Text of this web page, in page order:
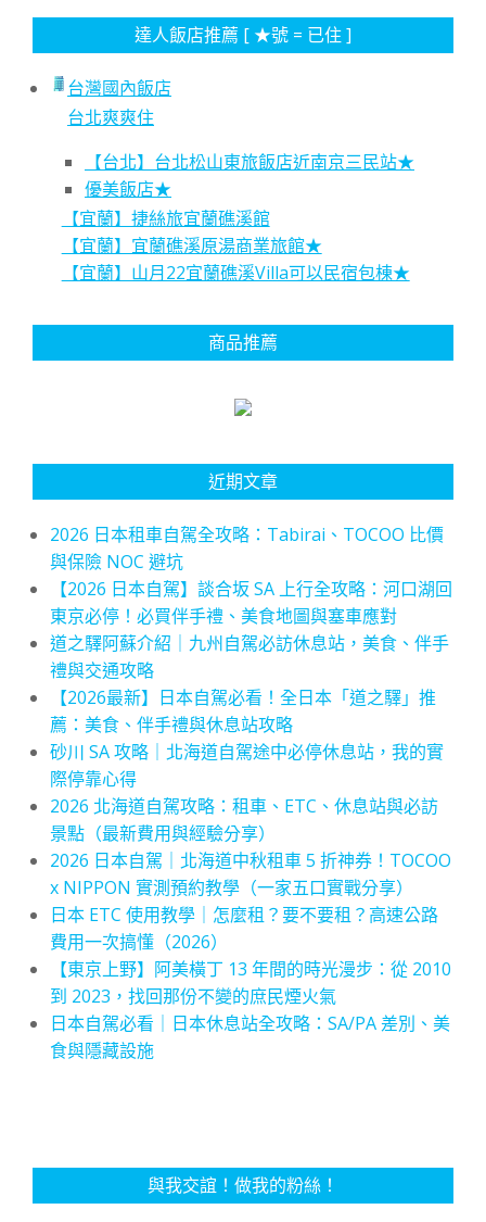
達人飯店推薦 [ ★號 = 已住 ]
台灣國內飯店
台北爽爽住
【台北】台北松山東旅飯店近南京三民站★
優美飯店★
【宜蘭】捷絲旅宜蘭礁溪館
【宜蘭】宜蘭礁溪原湯商業旅館★
【宜蘭】山月22宜蘭礁溪Villa可以民宿包棟★
商品推薦
近期文章
2026 日本租車自駕全攻略：Tabirai、TOCOO 比價
與保險 NOC 避坑
【2026 日本自駕】談合坂 SA 上行全攻略：河口湖回
東京必停！必買伴手禮、美食地圖與塞車應對
道之驛阿蘇介紹｜九州自駕必訪休息站，美食、伴手
禮與交通攻略
【2026最新】日本自駕必看！全日本「道之驛」推
薦：美食、伴手禮與休息站攻略
砂川 SA 攻略｜北海道自駕途中必停休息站，我的實
際停靠心得
2026 北海道自駕攻略：租車、ETC、休息站與必訪
景點（最新費用與經驗分享）
2026 日本自駕｜北海道中秋租車 5 折神券！TOCOO
x NIPPON 實測預約教學（一家五口實戰分享）
日本 ETC 使用教學｜怎麼租？要不要租？高速公路
費用一次搞懂（2026）
【東京上野】阿美橫丁 13 年間的時光漫步：從 2010
到 2023，找回那份不變的庶民煙火氣
日本自駕必看｜日本休息站全攻略：SA/PA 差別、美
食與隱藏設施
與我交誼！做我的粉絲！